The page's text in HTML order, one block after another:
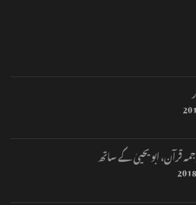
قرآن، ابو یحییٰ کے ساتھ